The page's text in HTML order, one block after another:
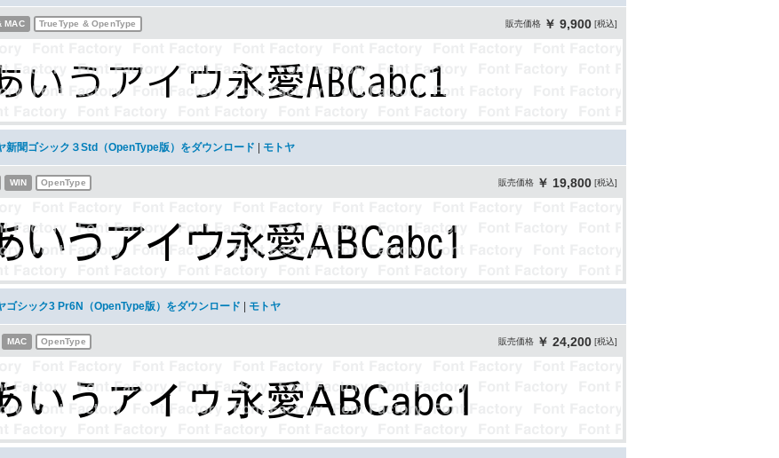
販売価格 ￥ 9,900 [税込]
MAC TrueType & OpenType
新聞ゴシック３Std（OpenType版）をダウンロード モトヤ
販売価格 ￥ 19,800 [税込]
WIN OpenType
ゴシック3 Pr6N（OpenType版）をダウンロード モトヤ
販売価格 ￥ 24,200 [税込]
MAC OpenType